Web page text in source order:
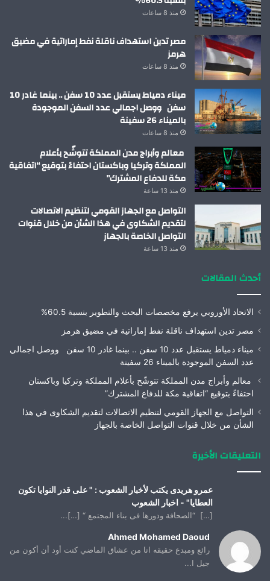
منذ 8 ساعات
مصر تدين استهداف ناقلة نفط إماراتية في مضيق
هرمز
منذ 8 ساعات
ميناء دمياط يستقبل عدد 10 سفن .. بينما غادر 10
سفن ووصل اجمالي عدد السفن الموجودة
بالميناء 26 سفينة
منذ 8 ساعات
معالم وأبراج مدن المملكة تتوشّح بأعلام
المملكة وتركيا وباكستان احتفاءً بتوقيع “اتفاقية
مكة للدفاع المشترك”
منذ 13 ساعة
التواصل مع الجهاز القومي لتنظيم الاتصالات
لتقديم الشكاوى في هذا الشأن من خلال قنوات
التواصل الخاصة بالجهاز
منذ 13 ساعة
أحدث المقالات
الاتحاد الأوروبي يرفع مخصصات البحث والتطوير بنسبة 60.5%
مصر تدين استهداف ناقلة نفط إماراتية في مضيق هرمز
ميناء دمياط يستقبل عدد 10 سفن .. بينما غادر 10 سفن ووصل اجمالي
عدد السفن الموجودة بالميناء 26 سفينة
معالم وأبراج مدن المملكة تتوشّح بأعلام المملكة وتركيا وباكستان
احتفاءً بتوقيع “اتفاقية مكة للدفاع المشترك”
التواصل مع الجهاز القومي لتنظيم الاتصالات لتقديم الشكاوى في هذا
الشأن من خلال قنوات التواصل الخاصة بالجهاز
التعليقات الأخيرة
عمرو هريدى يكتب لأخبار الشعوب : " على قدر النوايا تكون
العطايا" - اخبار الشعوب
[…] “الصحافة ودورها فى بناء المجتمع “ […]...
Ahmed Mohamed Daoud
رائع ومبدع حقيقه انا من عشاق الماضي كنت أود أن أكون من
جيل ا...